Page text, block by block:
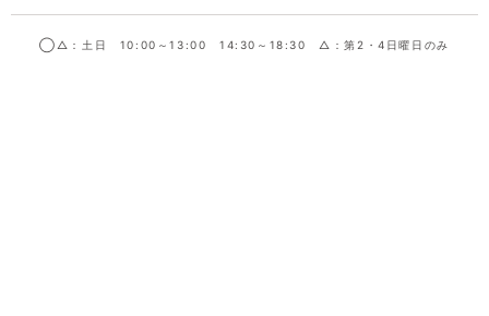
◯△：土日 10:00～13:00 14:30～18:30 △：第2・4日曜日のみ